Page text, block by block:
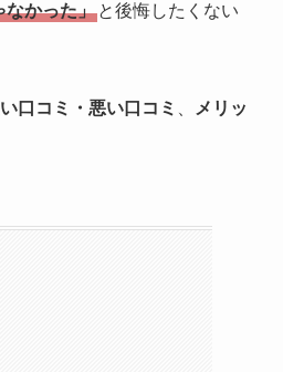
なかった」 と後悔したくない
い口コミ・悪い口コミ
メリッ